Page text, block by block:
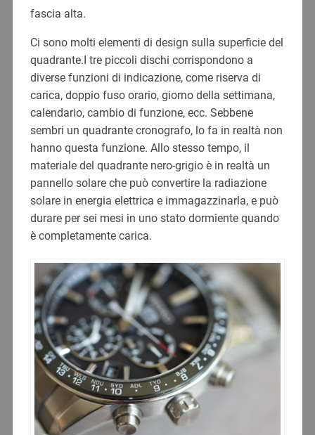
fascia alta.
Ci sono molti elementi di design sulla superficie del
quadrante.I tre piccoli dischi corrispondono a
diverse funzioni di indicazione, come riserva di
carica, doppio fuso orario, giorno della settimana,
calendario, cambio di funzione, ecc. Sebbene
sembri un quadrante cronografo, lo fa in realtà non
hanno questa funzione. Allo stesso tempo, il
materiale del quadrante nero-grigio è in realtà un
pannello solare che può convertire la radiazione
solare in energia elettrica e immagazzinarla, e può
durare per sei mesi in uno stato dormiente quando
è completamente carica.